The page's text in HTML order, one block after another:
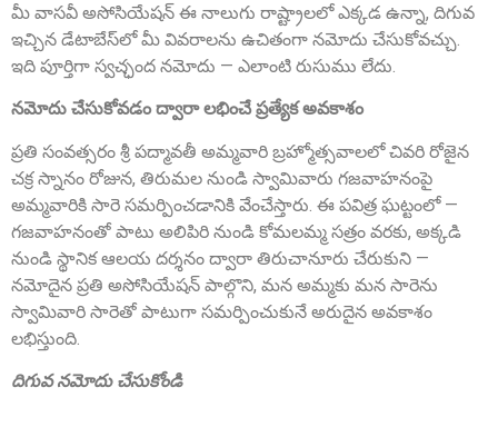
Sri P.D. Gurumurthy
Founder Donor, Chikkballapur, Karnataka
మీ వాసవీ అసోసియేషన్ ఈ నాలుగు రాష్ట్రాలలో ఎక్కడ ఉన్నా, దిగువ
ఇచ్చిన డేటాబేస్‌లో మీ వివరాలను ఉచితంగా నమోదు చేసుకోవచ్చు.
ఇది పూర్తిగా స్వచ్ఛంద నమోదు — ఎలాంటి రుసుము లేదు.
నమోదు చేసుకోవడం ద్వారా లభించే ప్రత్యేక అవకాశం
ప్రతి సంవత్సరం శ్రీ పద్మావతీ అమ్మవారి బ్రహ్మోత్సవాలలో చివరి రోజైన
చక్ర స్నానం రోజున, తిరుమల నుండి స్వామివారు గజవాహనంపై
అమ్మవారికి సారె సమర్పించడానికి వేంచేస్తారు. ఈ పవిత్ర ఘట్టంలో —
గజవాహనంతో పాటు అలిపిరి నుండి కోమలమ్మ సత్రం వరకు, అక్కడి
నుండి స్థానిక ఆలయ దర్శనం ద్వారా తిరుచానూరు చేరుకుని —
నమోదైన ప్రతి అసోసియేషన్ పాల్గొని, మన అమ్మకు మన సారెను
స్వామివారి సారెతో పాటుగా సమర్పించుకునే అరుదైన అవకాశం
లభిస్తుంది.
దిగువ నమోదు చేసుకోండి